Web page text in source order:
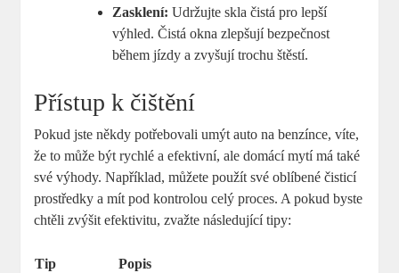
Zasklení: Udržujte skla čistá pro lepší
výhled. Čistá okna zlepšují bezpečnost
během jízdy a zvyšují trochu štěstí.
Přístup k čištění
Pokud jste někdy potřebovali umýt auto na benzínce, víte,
že to může být rychlé a efektivní, ale domácí mytí má také
své výhody. Například, můžete použít své oblíbené čisticí
prostředky a mít pod kontrolou celý proces. A pokud byste
chtěli zvýšit efektivitu, zvažte následující tipy:
Tip
Popis